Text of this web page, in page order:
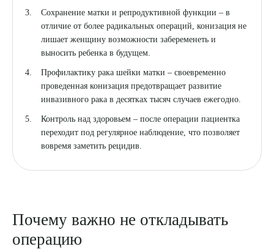
Сохранение матки и репродуктивной функции – в
отличие от более радикальных операций, конизация не
лишает женщину возможности забеременеть и
выносить ребенка в будущем.
Профилактику рака шейки матки – своевременно
проведенная конизация предотвращает развитие
инвазивного рака в десятках тысяч случаев ежегодно.
Контроль над здоровьем – после операции пациентка
переходит под регулярное наблюдение, что позволяет
вовремя заметить рецидив.
Почему важно не откладывать
операцию
ОТПРАВИТЬ
Я даю согласие наобработку персональных данных